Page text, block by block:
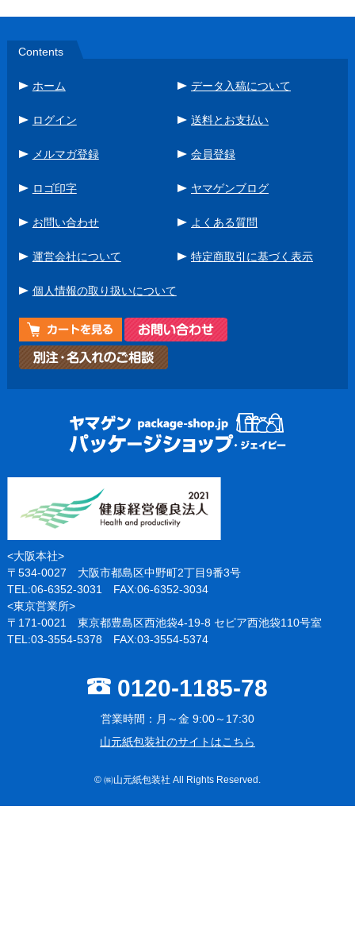
Contents
ホーム データ入稿について
ログイン 送料とお支払い
メルマガ登録 会員登録
ロゴ印字 ヤマゲンブログ
お問い合わせ よくある質問
運営会社について 特定商取引に基づく表示
個人情報の取り扱いについて
<大阪本社>
〒534-0027 大阪市都島区中野町2丁目9番3号
TEL:06-6352-3031 FAX:06-6352-3034
<東京営業所>
〒171-0021 東京都豊島区西池袋4-19-8 セピア西池袋110号室
TEL:03-3554-5378 FAX:03-3554-5374
0120-1185-78
営業時間：月～金 9:00～17:30
山元紙包装社のサイトはこちら
© ㈱山元紙包装社 All Rights Reserved.